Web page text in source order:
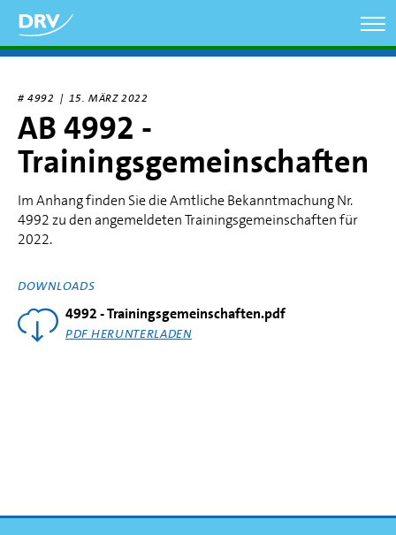
zum
Inhalt
# 4992 | 15. MÄRZ 2022
AB 4992 -
Trainingsgemeinschaften
Im Anhang finden Sie die Amtliche Bekanntmachung Nr.
4992 zu den angemeldeten Trainingsgemeinschaften für
2022.
DOWNLOADS
4992 - Trainingsgemeinschaften.pdf
PDF HERUNTERLADEN